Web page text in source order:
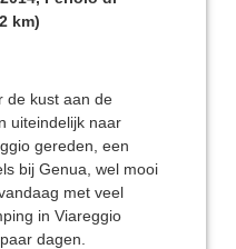
km)
de kust aan de
uiteindelijk naar
gereden, een
bij Genua, wel mooi
met veel
in Viareggio
dagen.